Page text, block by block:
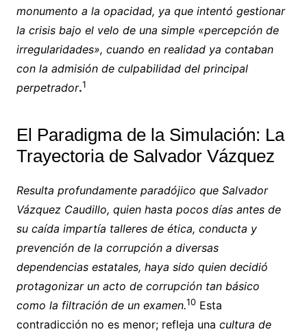
monumento a la opacidad, ya que intentó gestionar
la crisis bajo el velo de una simple «percepción de
irregularidades», cuando en realidad ya contaban
con la admisión de culpabilidad del principal
perpetrador.1
El Paradigma de la Simulación: La
Trayectoria de Salvador Vázquez
Resulta profundamente paradójico que Salvador
Vázquez Caudillo, quien hasta pocos días antes de
su caída impartía talleres de ética, conducta y
prevención de la corrupción a diversas
dependencias estatales, haya sido quien decidió
protagonizar un acto de corrupción tan básico
como la filtración de un examen.10Esta
contradicción no es menor; refleja una cultura de